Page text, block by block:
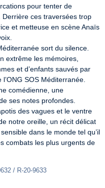
pour tenter de
ces traversées trop
et metteuse en scène Anaïs
sort du silence.
extrême les mémoires,
et d’enfants sauvés par
SOS Méditerranée.
comédienne, une
ses notes profondes.
des vagues et le ventre
notre oreille, un récit délicat
dans le monde tel qu’il
combats les plus urgents de
/ R-20-9633